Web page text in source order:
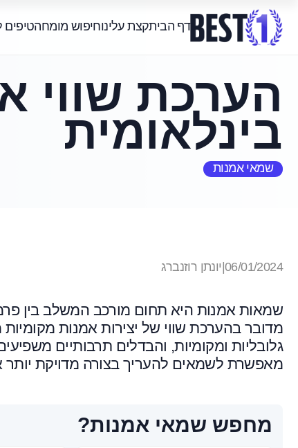
דף הביתקצת עלינוחיפוש מומחה
הערכת שווי
בינלאומית
שמאי אמנות
06/01/2024 יונתן רוזנברג
שמאות אמנות היא תחום מורכב המשלב בין
מדובר בהערכת שווי של יצירות אמנות
גלובליות ומקומיות, והבדלים תרבותיים
מאפשרת לשמאים להעריך בצורה מדויקת יותר
מחפש שמאי אמנות?